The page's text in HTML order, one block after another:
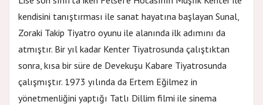
kendisini tanıştırması ile sanat hayatına başlayan Sunal,
Zoraki Takip Tiyatro oyunu ile alanında ilk adımını da
atmıştır. Bir yıl kadar Kenter Tiyatrosunda çalıştıktan
sonra, kısa bir süre de Devekuşu Kabare Tiyatrosunda
çalışmıştır. 1973 yılında da Ertem Eğilmez in
yönetmenliğini yaptığı Tatlı Dillim filmi ile sinema